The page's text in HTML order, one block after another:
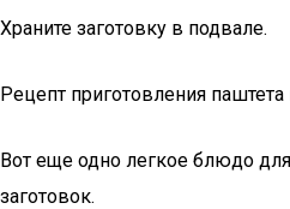
Храните заготовку в подвале.
Рецепт приготовления
Вот еще одно легкое блюдо
заготовок.